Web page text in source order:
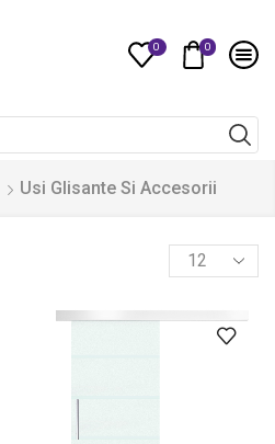
0 0
Usi Glisante Si Accesorii
Products
per